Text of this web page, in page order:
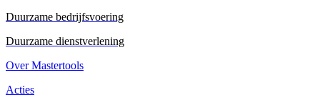
Duurzame bedrijfsvoering
Duurzame dienstverlening
Over Mastertools
Acties